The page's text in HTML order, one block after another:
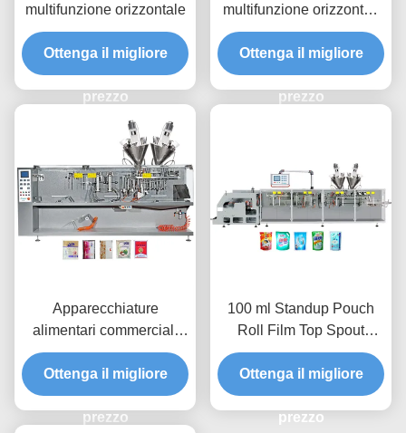
multifunzione orizzontale
Ottenga il migliore
prezzo
multifunzione orizzontali
ad alta velocità
Ottenga il migliore
prezzo
Apparecchiature
alimentari commerciali
Granulo cubo di zucchero
riempimento automatico
di sale macchina di
imballaggio multifunzione
Ottenga il migliore
prezzo
100 ml Standup Pouch
Roll Film Top Spout
Doypack Automatica
Macchina di imballaggio
multifunzione orizzontale
Ottenga il migliore
prezzo